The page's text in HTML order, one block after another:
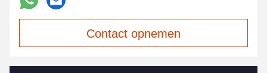
Contact opnemen